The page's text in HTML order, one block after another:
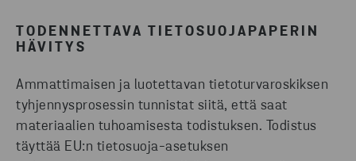
TODENNETTAVA TIETOSUOJAPAPERIN
HÄVITYS
Ammattimaisen ja luotettavan tietoturvaroskiksen
tyhjennysprosessin tunnistat siitä, että saat
materiaalien tuhoamisesta todistuksen. Todistus
täyttää EU:n tietosuoja-asetuksen